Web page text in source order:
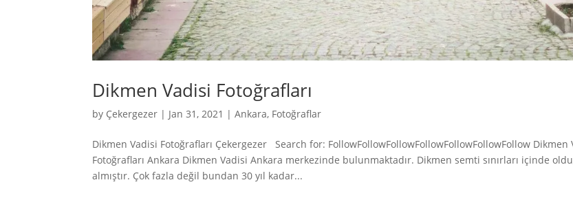
Dikmen Vadisi Fotoğrafları
by Çekergezer | Jan 31, 2021 |Ankara, Fotoğraflar
Dikmen Vadisi Fotoğrafları Çekergezer Search for: FollowFollowFollowFollowFollowFollowFollow Dikmen
Fotoğrafları Ankara Dikmen Vadisi Ankara merkezinde bulunmaktadır. Dikmen semti sınırları içinde
almıştır. Çok fazla değil bundan 30 yıl kadar...